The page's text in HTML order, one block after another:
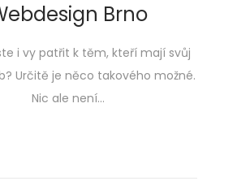
Brno
i vy patřit k těm, kteří mají svůj
Určitě je něco takového možné.
Nic ale není…